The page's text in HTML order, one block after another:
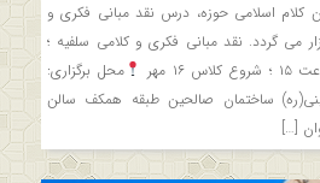
کلام اسلامی حوزه، درس نقد مبانی فکری و
می گردد. نقد مبانی فکری و کلامی سلفیه ؛
۱۶ مهر
محل برگزاری:
ساختمان صالحین طبقه همکف سالن
[…]